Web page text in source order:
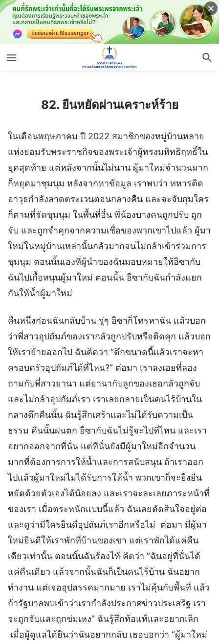
82. ยืนหยัดผ่านเคราะห์ร้าย
ในเดือนพฤษภาคม ปี 2022 สมาชิกของหมู่บ้านหลาย
แห่งยอมรับพระราชกิจของพระเจ้าผู้ทรงมหิทธิฤทธิ์ใน
ยุคสุดท้าย แต่หลังจากนั้นไม่นาน ผู้มาใหม่จำนวนมาก
ก็หยุดมาชุมนุม หลังจากหาข้อมูล เราพบว่า ทหารติด
อาวุธกำลังลาดตระเวนตอนกลางคืน และจะจับกุมใคร
ก็ตามที่จัดชุมนุม ในพื้นที่อื่น พี่น้องบางคนถูกปรับ ถูก
จับ และถูกจำคุกจากความเชื่อของพวกเขาไปแล้ว ผู้มา
ใหม่ในหมู่บ้านเหล่านั้นกลัวมากจนไม่กล้าเข้าร่วมการ
ชุมนุม ตอนนั้นเองที่ผู้นำของฉันมอบหมายให้อิซากับ
ฉันไปเกื้อหนุนผู้มาใหม่ ตอนนั้น อิซากับฉันกำลังแยก
กันให้น้ำผู้มาใหม่
คืนหนึ่งก่อนฉันกลับบ้าน จู่ๆ อิซาก็โทรหาฉัน แล้วบอก
ว่าพี่สาวอุปถัมภ์ของเรากลัวถูกปรับหรือติดคุก แล้วบอก
ให้เราย้ายออกไป ฉันคิดว่า “ดึกขนาดนี้แล้วเราจะหา
ครอบครัวอุปถัมภ์ได้ที่ไหน?” ต่อมา เราลงเอยที่ลอง
ถามกับพี่สาวยานา แต่ยานากับลูกของเธอกลัวถูกจับ
และไม่กล้าอุปถัมภ์เรา เราเลยกลายเป็นคนไร้บ้านใน
กลางดึกคืนนั้น ฉันรู้สึกเศร้าและไม่ได้รับความเป็น
ธรรม คืนนั้นฝนตก อิซากับฉันไม่รู้จะไปที่ไหน และเรา
อยากออกจากที่นั่น แต่ที่นั่นยังมีผู้มาใหม่อีกจำนวน
มากที่ต้องการการให้น้ำและการสนับสนุน ถ้าเราออก
ไปแล้วผู้มาใหม่ไม่ได้รับการให้น้ำ พวกเขาก็จะยิ่งยืน
หยัดด้วยตัวเองได้น้อยลง และเราจะละเลยภาระหน้าที่
ของเรา เมื่อตระหนักแบบนี้แล้ว ฉันเลยตัดสินใจอยู่ต่อ
และดูว่ามีใครยินดีอุปถัมภ์เราอีกหรือไม่ ต่อมา มีผู้มา
ใหม่ยินดีให้เราพักที่บ้านของเขา แต่เราพักได้แค่คืน
เดียวเท่านั้น ตอนนั้นฉันร้องไห้ คิดว่า “ฉันอยู่ที่นั่นได้
แค่คืนเดียว แล้วจากนั้นฉันก็เป็นคนไร้บ้าน ฉันอยาก
ทำงาน แต่เจออุปสรรคมากมาย เราไม่คุ้นกับพื้นที่ แล้ว
ถ้ารัฐบาลพบเข้าว่าเรากำลังประกาศข่าวประเสริฐ เรา
จะถูกจับและถูกข่มเหง” ฉันรู้สึกท้อแท้และอยากเลิก
เมื่อผู้ดูแลได้ยินว่าฉันอยากกลับ เธอบอกว่า “ผู้มาใหม่